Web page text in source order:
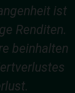
ist
Renditen.
beinhalten